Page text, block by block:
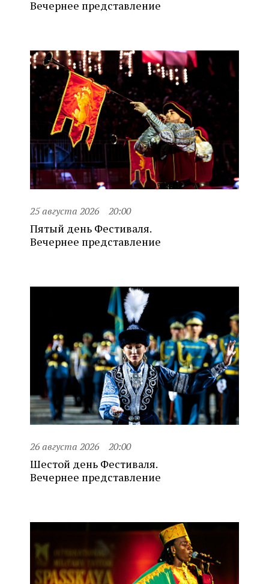
Вечернее представление
25 августа 2026 20:00
Пятый день Фестиваля.
Вечернее представление
26 августа 2026 20:00
Шестой день Фестиваля.
Вечернее представление